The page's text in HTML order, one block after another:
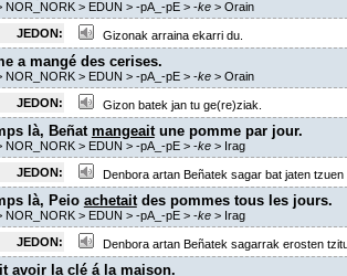
NOR_NORK > EDUN > -pA_-pE> -ke> Orain
JEDON:
Gizonak arraina ekarri du.
a mangé des cerises.
NOR_NORK > EDUN > -pA_-pE> -ke> Orain
JEDON:
Gizon batek jan tu ge(re)ziak.
là, Beñat mangeaitune pomme par jour.
NOR_NORK > EDUN > -pA_-pE> -ke> Irag
JEDON:
Denbora artan Beñatek sagar bat jaten tzuen
là, Peio achetaitdes pommes tous les jours.
NOR_NORK > EDUN > -pA_-pE> -ke> Irag
JEDON:
Denbora artan Beñatek sagarrak erosten
avoirla clé á la maison.